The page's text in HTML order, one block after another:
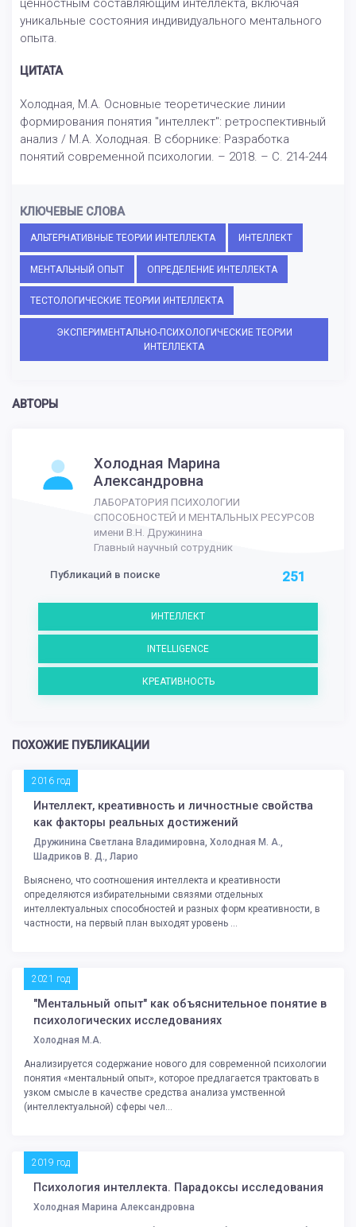
ценностным составляющим интеллекта, включая
уникальные состояния индивидуального ментального
опыта.
ЦИТАТА
Холодная, М.А. Основные теоретические линии
формирования понятия "интеллект": ретроспективный
анализ / М.А. Холодная. В сборнике: Разработка
понятий современной психологии. – 2018. – С. 214-244
КЛЮЧЕВЫЕ СЛОВА
АЛЬТЕРНАТИВНЫЕ ТЕОРИИ ИНТЕЛЛЕКТА ИНТЕЛЛЕКТ
МЕНТАЛЬНЫЙ ОПЫТ ОПРЕДЕЛЕНИЕ ИНТЕЛЛЕКТА
ТЕСТОЛОГИЧЕСКИЕ ТЕОРИИ ИНТЕЛЛЕКТА
ЭКСПЕРИМЕНТАЛЬНО-ПСИХОЛОГИЧЕСКИЕ ТЕОРИИ
ИНТЕЛЛЕКТА
АВТОРЫ
Холодная Марина
Александровна
ЛАБОРАТОРИЯ ПСИХОЛОГИИ
СПОСОБНОСТЕЙ И МЕНТАЛЬНЫХ РЕСУРСОВ
имени В.Н. Дружинина
Главный научный сотрудник
Публикаций в поиске 251
ИНТЕЛЛЕКТ
INTELLIGENCE
КРЕАТИВНОСТЬ
ПОХОЖИЕ ПУБЛИКАЦИИ
2016 год
Интеллект, креативность и личностные свойства
как факторы реальных достижений
Дружинина Светлана Владимировна, Холодная М. А.,
Шадриков В. Д., Ларио
Выяснено, что соотношения интеллекта и креативности
определяются избирательными связями отдельных
интеллектуальных способностей и разных форм креативности, в
частности, на первый план выходят уровень ...
2021 год
"Ментальный опыт" как объяснительное понятие в
психологических исследованиях
Холодная М.А.
Анализируется содержание нового для современной психологии
понятия «ментальный опыт», которое предлагается трактовать в
узком смысле в качестве средства анализа умственной
(интеллектуальной) сферы чел...
2019 год
Психология интеллекта. Парадоксы исследования
Холодная Марина Александровна